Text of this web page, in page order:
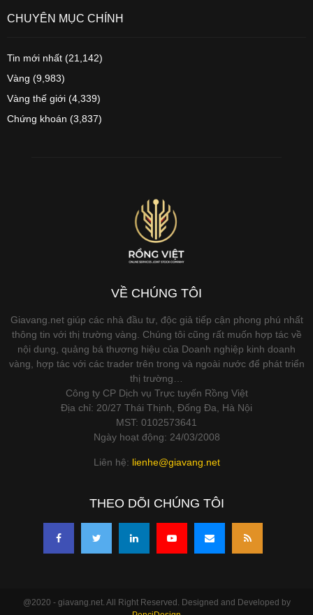
CHUYÊN MỤC CHÍNH
Tin mới nhất (21,142)
Vàng (9,983)
Vàng thế giới (4,339)
Chứng khoán (3,837)
VỀ CHÚNG TÔI
Giavang.net giúp các nhà đầu tư, độc giả tiếp cận phong phú nhất
thông tin với thị trường vàng. Chúng tôi cũng rất muốn hợp tác về
nội dung, quảng bá thương hiệu của Doanh nghiệp kinh doanh
vàng, hợp tác với các trader trên trong và ngoài nước để phát triển
thị trường…
Công ty CP Dịch vụ Trực tuyến Rồng Việt
Địa chỉ: 20/27 Thái Thịnh, Đống Đa, Hà Nội
MST: 0102573641
Ngày hoạt động: 24/03/2008
Liên hệ: lienhe@giavang.net
THEO DÕI CHÚNG TÔI
@2020 - giavang.net. All Right Reserved. Designed and Developed by